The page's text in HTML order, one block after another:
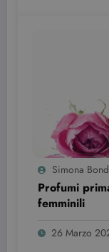
Simona
Profumi
femminili
26 Marzo